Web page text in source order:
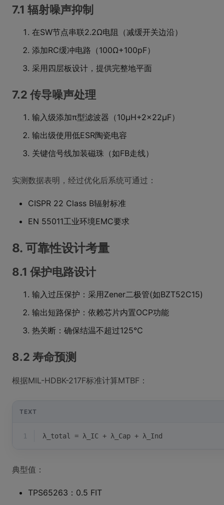
7.1 辐射噪声抑制
在SW节点串联2.2Ω电阻（减缓开关边沿）
添加RC缓冲电路（100Ω+100pF）
采用四层板设计，提供完整地平面
7.2 传导噪声处理
输入级添加π型滤波器（10μH+2×22μF）
输出级使用低ESR陶瓷电容
关键信号线加装磁珠（如FB走线）
实测数据表明，经过优化后系统可通过：
CISPR 22 Class B辐射标准
EN 55011工业环境EMC要求
8. 可靠性设计考量
8.1 保护电路设计
输入过压保护：采用Zener二极管(如BZT52C15)
输出短路保护：依赖芯片内置OCP功能
热关断：确保结温不超过125℃
8.2 寿命预测
根据MIL-HDBK-217F标准计算MTBF：
TEXT
1 λ_total = λ_IC + λ_Cap + λ_Ind
典型值：
TPS65263：0.5 FIT